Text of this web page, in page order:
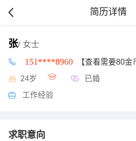
简历详情
张/ 女士
151****8960 【查看需要80金
24岁 已婚
工作经验
求职意向